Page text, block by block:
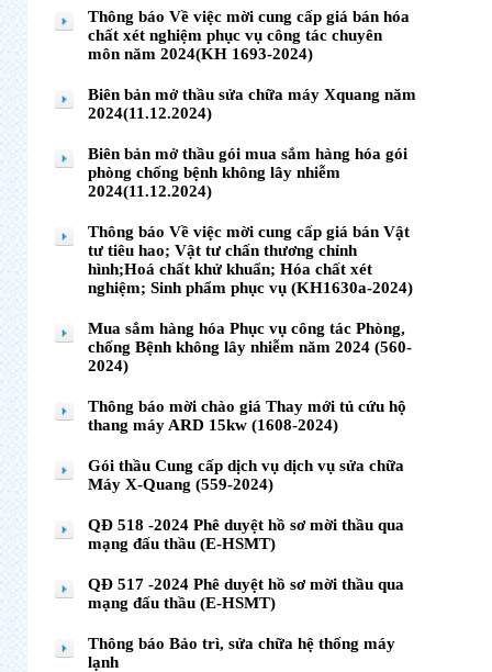
Thông báo Về việc mời cung cấp giá bán hóa
chất xét nghiệm phục vụ công tác chuyên
môn năm 2024(KH 1693-2024)
Biên bản mở thầu sửa chữa máy Xquang năm
2024(11.12.2024)
Biên bản mở thầu gói mua sắm hàng hóa gói
phòng chống bệnh không lây nhiễm
2024(11.12.2024)
Thông báo Về việc mời cung cấp giá bán Vật
tư tiêu hao; Vật tư chấn thương chỉnh
hình;Hoá chất khử khuẩn; Hóa chất xét
nghiệm; Sinh phẩm phục vụ (KH1630a-2024)
Mua sắm hàng hóa Phục vụ công tác Phòng,
chống Bệnh không lây nhiễm năm 2024 (560-
2024)
Thông báo mời chào giá Thay mới tủ cứu hộ
thang máy ARD 15kw (1608-2024)
Gói thầu Cung cấp dịch vụ dịch vụ sửa chữa
Máy X-Quang (559-2024)
QĐ 518 -2024 Phê duyệt hồ sơ mời thầu qua
mạng đấu thầu (E-HSMT)
QĐ 517 -2024 Phê duyệt hồ sơ mời thầu qua
mạng đấu thầu (E-HSMT)
Thông báo Bảo trì, sửa chữa hệ thống máy
lạnh